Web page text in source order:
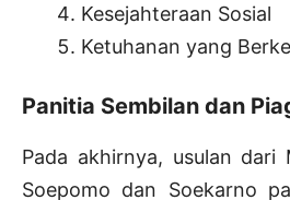
Kesejahteraan Sosial
Ketuhanan yang
Panitia Sembilan dan
Pada akhirnya, usulan dari
Soepomo dan Soekarno